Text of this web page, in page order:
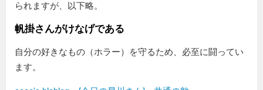
られますが、以下略。
帆掛さんがけなげである
自分の好きなもの（ホラー）を守るため、必至に闘ってい
ます。